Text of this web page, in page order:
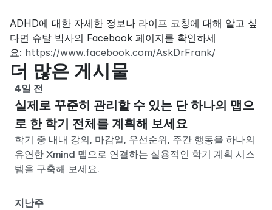
ADHD에 대한 자세한 정보나 라이프 코칭에 대해 알고 싶
다면 슈탈 박사의 Facebook 페이지를 확인하세
요: https://www.facebook.com/AskDrFrank/
더 많은 게시물
4일 전
실제로 꾸준히 관리할 수 있는 단 하나의 맵으
로 한 학기 전체를 계획해 보세요
학기 중 내내 강의, 마감일, 우선순위, 주간 행동을 하나의
유연한 Xmind 맵으로 연결하는 실용적인 학기 계획 시스
템을 구축해 보세요.
지난주